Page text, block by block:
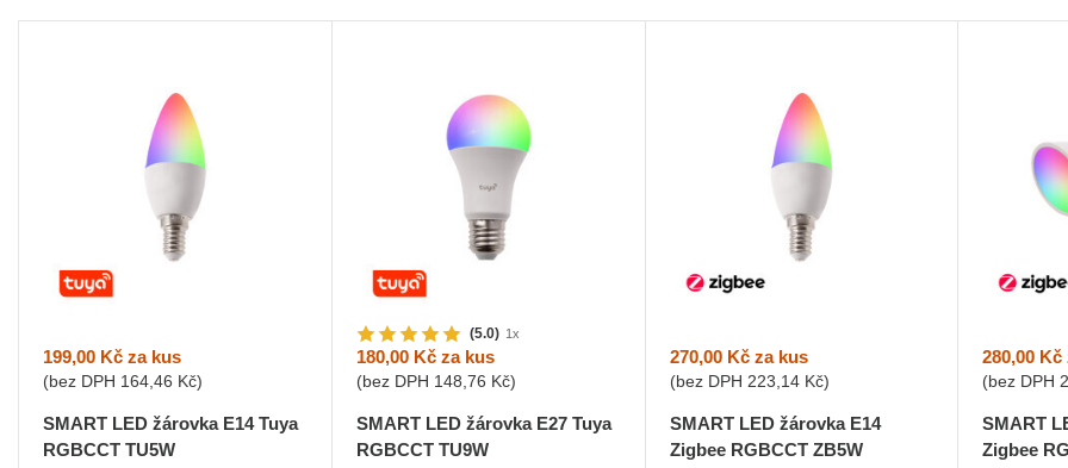
199,00 Kč za kus
(bez DPH 164,46 Kč)
SMART LED žárovka E14 Tuya
RGBCCT TU5W
(5.0) 1x
180,00 Kčza kus
(bez DPH 148,76 Kč)
SMART LED žárovka E27 Tuya
RGBCCT TU9W
270,00 Kčza kus
(bez DPH 223,14 Kč)
SMART LED žárovka E14
Zigbee RGBCCT ZB5W
280,00 Kč
(bez DPH
SMART
Zigbee